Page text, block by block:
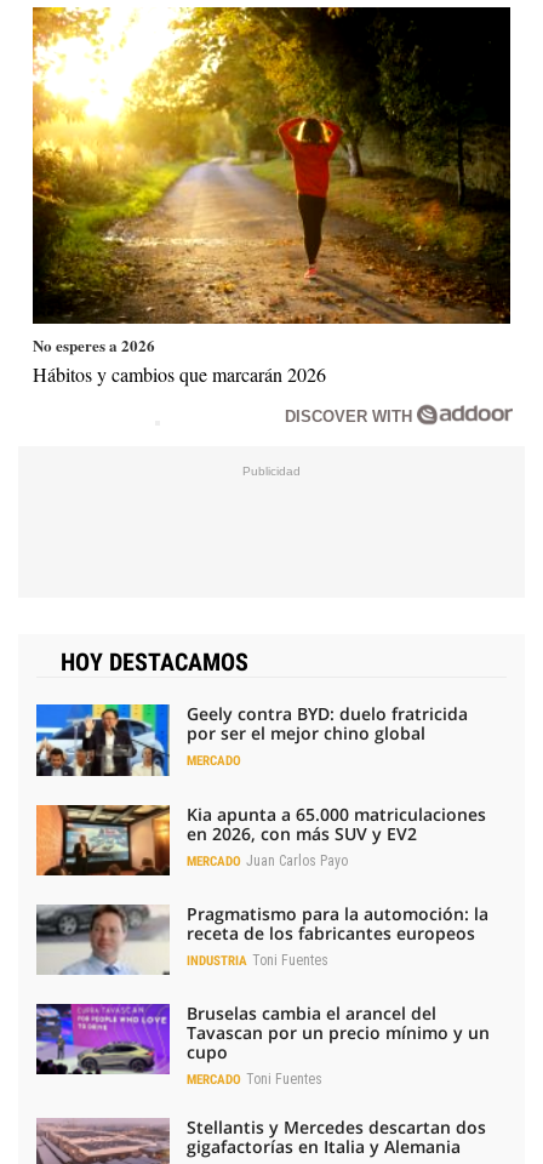
No esperes a 2026
Hábitos y cambios que marcarán 2026
DISCOVER WITH
HOY DESTACAMOS
Geely contra BYD: duelo fratricida
por ser el mejor chino global
MERCADO
Kia apunta a 65.000 matriculaciones
en 2026, con más SUV y EV2
MERCADO Juan Carlos Payo
Pragmatismo para la automoción: la
receta de los fabricantes europeos
INDUSTRIA Toni Fuentes
Bruselas cambia el arancel del
Tavascan por un precio mínimo y un
cupo
MERCADO Toni Fuentes
Stellantis y Mercedes descartan dos
gigafactorías en Italia y Alemania